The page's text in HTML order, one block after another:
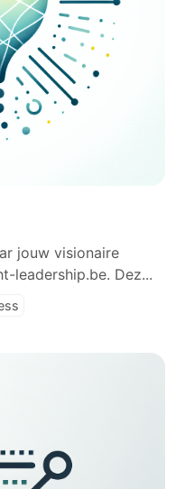
jouw visionaire
leadership.be. Dez...